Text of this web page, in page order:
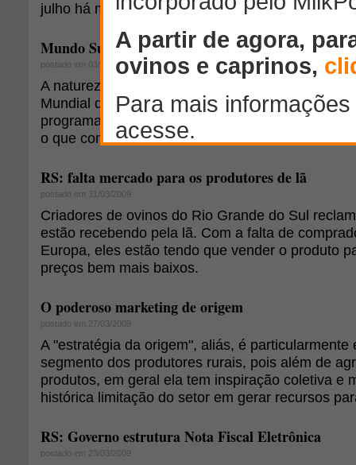
julho há movimentação e, como reflexo, os
Mundo Sustentável
postado em 03/06/2009
A natureza está em alta nesta semana. Em 5 de
Mundial do Meio Ambiente. Governos, escolas,
programam significativos eventos. Bonitos
o que comemorar?
RS: falta mercado para os produtores de lã
postado em 31/03/2009
Criadores de ovinos do Rio Grande do Sul
estão recebendo pela lã. Com a falta de
Europa, eles estão tendo que vender o produto
preços bem mais baixos.
O poderoso marketing de origem
postado em 27/03/2009
A "estratégia da origem", aliás, é particularmente
segmento dos produtores rurais, pois além de
produtos, em geral ela tem inspiração coletiva e
histórica limitação do setor em gerar recursos
RS: Governo estrutura Nota Fiscal Eletrônica
postado em 23/03/2009